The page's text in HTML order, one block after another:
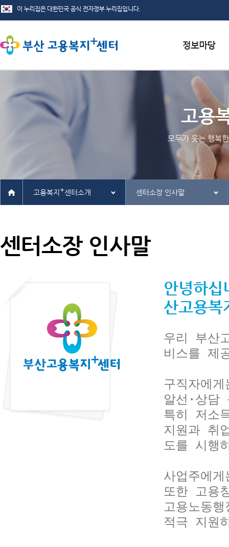
서식자료실
채용정보
인재정보
관련사이트
고용
모두가 웃는 행복
고용복지 +센터소개 센터소장 인사말
센터소장 인사말
안녕하
산고용복
우리 부산
비스를 제
구직자에
알선·상
특히 저소
지원과 취
도를 시행
사업주에
또한 고용
고용노동
적극 지원